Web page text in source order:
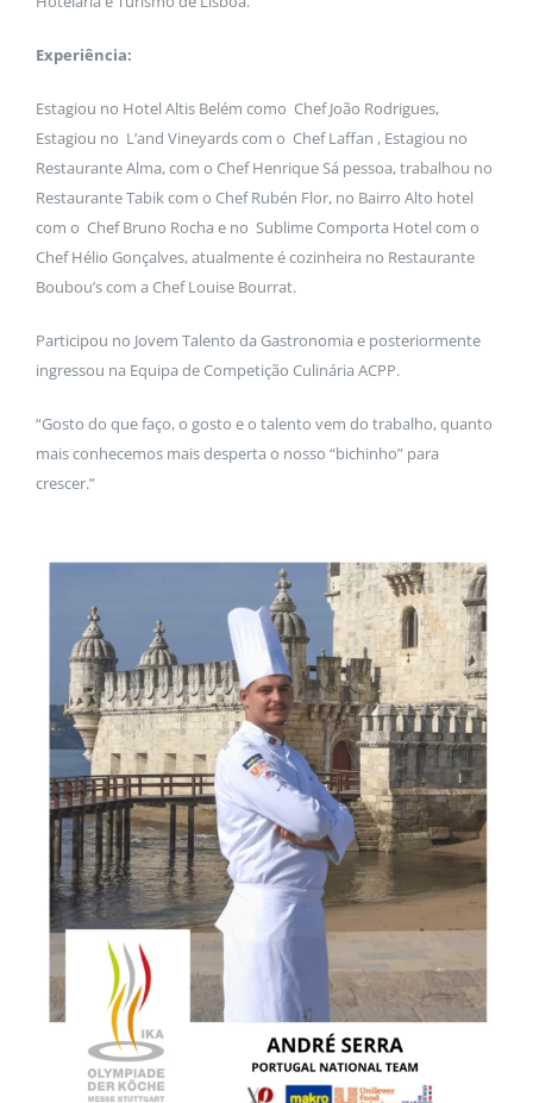
Experiência:
Estagiou no Hotel Altis Belém como Chef João Rodrigues,
Estagiou no L’and Vineyards com o Chef Laffan , Estagiou no
Restaurante Alma, com o Chef Henrique Sá pessoa, trabalhou no
Restaurante Tabik com o Chef Rubén Flor, no Bairro Alto hotel
com o Chef Bruno Rocha e no Sublime Comporta Hotel com o
Chef Hélio Gonçalves, atualmente é cozinheira no Restaurante
Boubou’s com a Chef Louise Bourrat.
Participou no Jovem Talento da Gastronomia e posteriormente
ingressou na Equipa de Competição Culinária ACPP.
“Gosto do que faço, o gosto e o talento vem do trabalho, quanto
mais conhecemos mais desperta o nosso “bichinho” para
crescer.”